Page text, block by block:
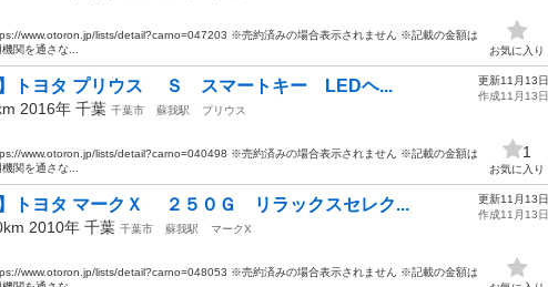
www.otoron.jp/lists/detail?carno=047203 ※売約済みの場合表示されません ※記載の金額は
関を通さな...
お気に入り
】トヨタ プリウス Ｓ スマートキー LEDヘ...
2016年 千葉 千葉市 蘇我駅
プリウス
www.otoron.jp/lists/detail?carno=040498 ※売約済みの場合表示されません ※記載の金額は
関を通さな...
更新11月13日
作成11月13日
1
お気に入り
】トヨタ マークＸ ２５０Ｇ リラックスセレク...
2010年 千葉 千葉市 蘇我駅
マークX
www.otoron.jp/lists/detail?carno=048053 ※売約済みの場合表示されません ※記載の金額は
更新11月13日
作成11月13日